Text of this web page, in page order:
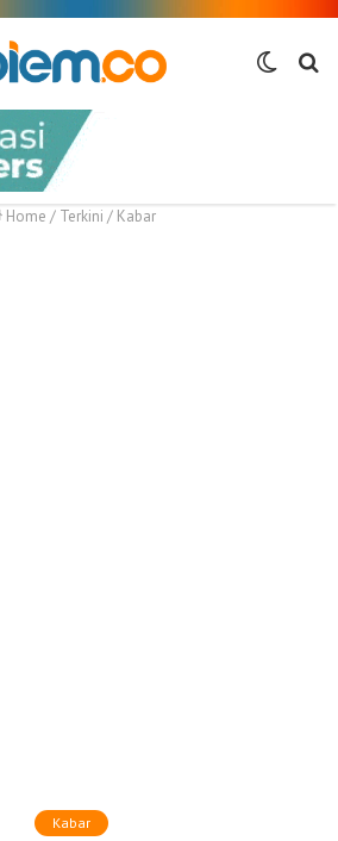
Switch
Home / Terkini / Kabar
Kabar